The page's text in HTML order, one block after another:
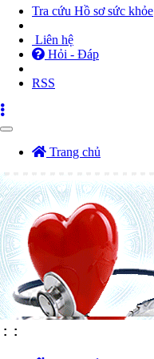
Tra cứu Hồ sơ sức khỏe
Liên hệ
Hỏi - Đáp
RSS
Toggle
navigationTrang chủ
: :